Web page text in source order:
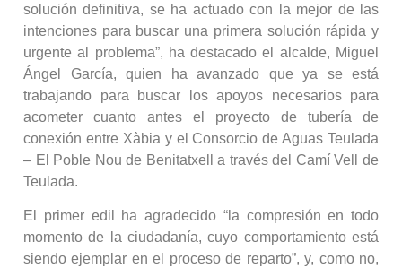
solución definitiva, se ha actuado con la mejor de las
intenciones para buscar una primera solución rápida y
urgente al problema”, ha destacado el alcalde, Miguel
Ángel García, quien ha avanzado que ya se está
trabajando para buscar los apoyos necesarios para
acometer cuanto antes el proyecto de tubería de
conexión entre Xàbia y el Consorcio de Aguas Teulada
– El Poble Nou de Benitatxell a través del Camí Vell de
Teulada.
El primer edil ha agradecido “la compresión en todo
momento de la ciudadanía, cuyo comportamiento está
siendo ejemplar en el proceso de reparto”, y, como no,